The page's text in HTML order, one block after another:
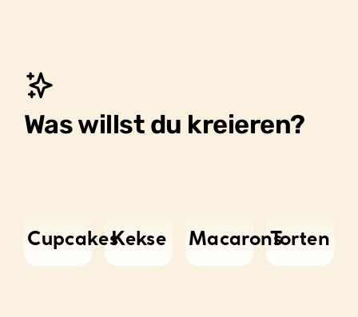
Was willst du kreieren?
CupcakesKekse MacaronsTorten